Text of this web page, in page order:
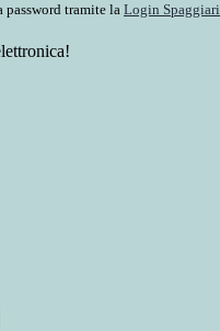
password tramite la Login Spaggiari